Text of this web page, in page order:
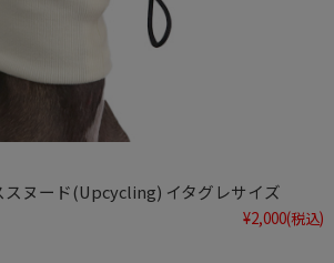
スヌード(Upcycling) イタグレサイズ
¥2,000(税込)